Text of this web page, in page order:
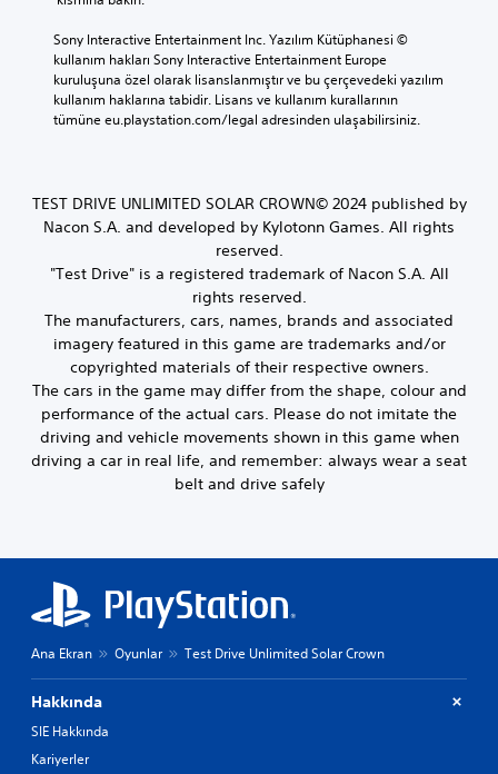
Sony Interactive Entertainment Inc. Yazılım Kütüphanesi ©
kullanım hakları Sony Interactive Entertainment Europe
kuruluşuna özel olarak lisanslanmıştır ve bu çerçevedeki yazılım
kullanım haklarına tabidir. Lisans ve kullanım kurallarının
tümüne eu.playstation.com/legal adresinden ulaşabilirsiniz.
TEST DRIVE UNLIMITED SOLAR CROWN© 2024 published by
Nacon S.A. and developed by Kylotonn Games. All rights
reserved.
"Test Drive" is a registered trademark of Nacon S.A. All
rights reserved.
The manufacturers, cars, names, brands and associated
imagery featured in this game are trademarks and/or
copyrighted materials of their respective owners.
The cars in the game may differ from the shape, colour and
performance of the actual cars. Please do not imitate the
driving and vehicle movements shown in this game when
driving a car in real life, and remember: always wear a seat
belt and drive safely
Ana Ekran Oyunlar Test Drive Unlimited Solar Crown
Hakkında
SIE Hakkında
Kariyerler